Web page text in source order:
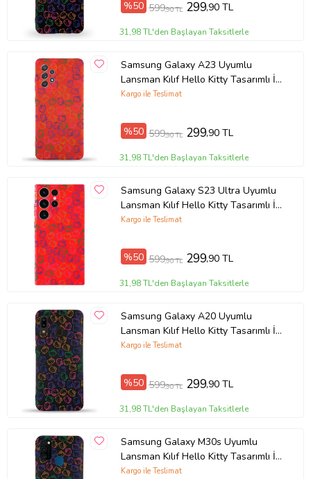
Ürün Kodu:kcm19939329
%50 599,90 TL 299,90 TL
31,98 TL'den Başlayan Taksitlerle
Samsung Galaxy A23 Uyumlu
Lansman Kılıf Hello Kitty Tasarımlı İçi
Kadife Kapak-Kırmızı (Şeffaf)
Kargo ile Teslimat
%50 599,90 TL 299,90 TL
31,98 TL'den Başlayan Taksitlerle
Samsung Galaxy S23 Ultra Uyumlu
Lansman Kılıf Hello Kitty Tasarımlı İçi
Kadife Kapak-Kırmızı (Şeffaf)
Kargo ile Teslimat
%50 599,90 TL 299,90 TL
31,98 TL'den Başlayan Taksitlerle
Samsung Galaxy A20 Uyumlu
Lansman Kılıf Hello Kitty Tasarımlı İçi
Kadife Kapak-Siyah (Şeffaf)
Kargo ile Teslimat
%50 599,90 TL 299,90 TL
31,98 TL'den Başlayan Taksitlerle
Samsung Galaxy M30s Uyumlu
Lansman Kılıf Hello Kitty Tasarımlı İçi
Kadife Kapak-Siyah (Şeffaf)
Kargo ile Teslimat